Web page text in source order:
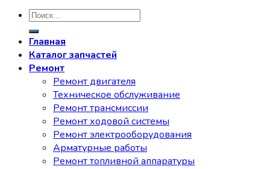
Искать:
Главная
Каталог запчастей
Ремонт
Ремонт двигателя
Техническое обслуживание
Ремонт трансмиссии
Ремонт ходовой системы
Ремонт электрооборудования
Арматурные работы
Ремонт топливной аппаратуры